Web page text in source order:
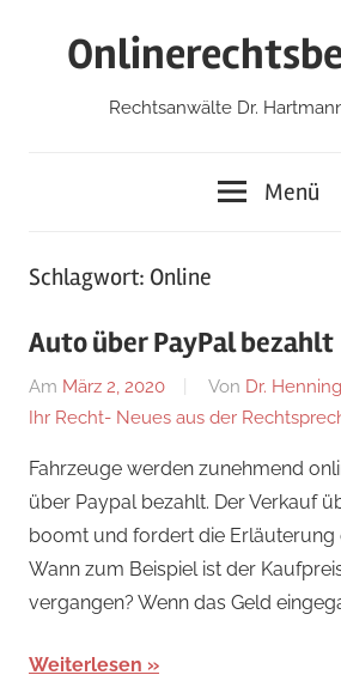
Rechtsanwälte Dr.
Menü
Schlagwort: Online
Auto über PayPal bezahlt
Am März 2, 2020 Von Dr.
Ihr Recht- Neues aus der
Fahrzeuge werden zunehmend
über Paypal bezahlt. Der Verkauf
boomt und fordert die Erläuterung
Wann zum Beispiel ist der
vergangen? Wenn das Geld
Weiterlesen